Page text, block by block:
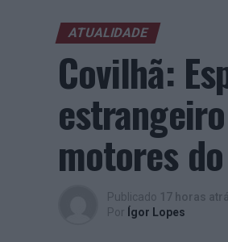
ATUALIDADE
Covilhã:
motores
Publicado 17 horas
Por Ígor Lopes